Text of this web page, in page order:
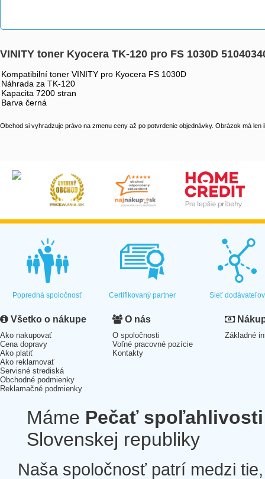
VINITY toner Kyocera TK-120 pro FS 1030D
Kompatibilní toner VINITY pro Kyocera FS 1030D
Náhrada za TK-120
Kapacita 7200 stran
Barva černá
Obchod si vyhradzuje právo na zmenu ceny až po potvrdenie objednávky. Obrázok má len
Popredná spoločnosť Certifikovaný partner Sieť dodávateľov
Všetko o nákupe
Ako nakupovať
Cena dopravy
Ako platiť
Ako reklamovať
Servisné strediská
Obchodné podmienky
Reklamačné podmienky
O nás
O spoločnosti
Voľné pracovné pozície
Kontakty
Základné
Máme Pečať spoľahlivosti
Slovenskej republiky
Naša spoločnosť patrí medzi